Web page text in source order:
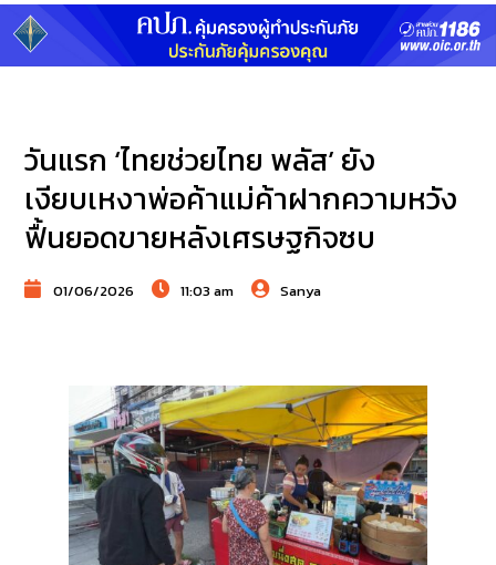
วันแรก ‘ไทยช่วยไทย พลัส’ ยัง
เงียบเหงาพ่อค้าแม่ค้าฝากความหวัง
ฟื้นยอดขายหลังเศรษฐกิจซบ
01/06/2026 11:03 am Sanya